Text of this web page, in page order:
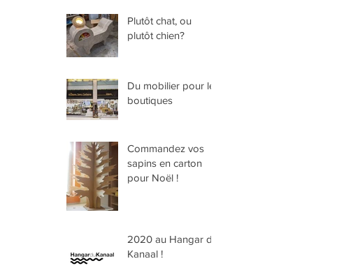
Plutôt chat, ou
plutôt chien?
Du mobilier pour les
boutiques
Commandez vos
sapins en carton
pour Noël !
2020 au Hangar du
Kanaal !